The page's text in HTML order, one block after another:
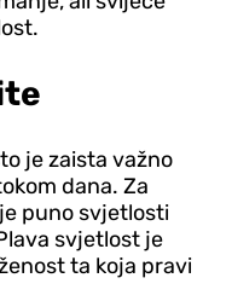
je zaista važno
dana. Za
puno svjetlosti
svjetlost je
ta koja pravi